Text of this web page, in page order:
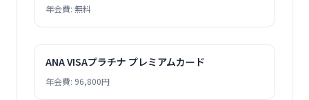
年会費: 無料
ANA VISAプラチナ プレミアムカード
年会費: 96,800円